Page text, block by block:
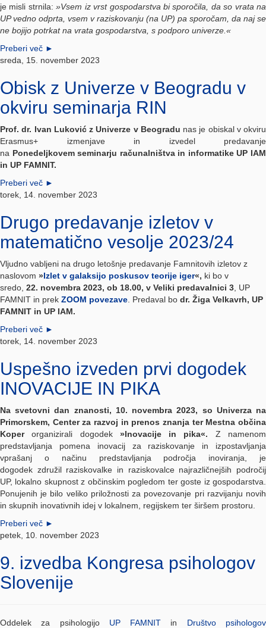
je misli strnila:»Vsem iz vrst gospodarstva bi sporočila, da so vrata na
UP vedno odprta, vsem v raziskovanju (na UP) pa sporočam, da naj se
ne bojijo potrkat na vrata gospodarstva, s podporo univerze.«
Preberi več ►
sreda, 15. november 2023
Obisk z Univerze v Beogradu v
okviru seminarja RIN
Prof. dr. Ivan Luković z Univerze v Beogradu nas je obiskal v okviru
Erasmus+ izmenjave in izvedel predavanje
na Ponedeljkovem seminarju računalništva in informatike UP IAM
in UP FAMNIT.
Preberi več ►
torek, 14. november 2023
Drugo predavanje izletov v
matematično vesolje 2023/24
Vljudno vabljeni na drugo letošnje predavanje Famnitovih izletov z
naslovom »Izlet v galaksijo poskusov teorije iger«, ki bo v
sredo, 22. novembra 2023, ob 18.00, v Veliki predavalnici 3 , UP
FAMNIT in prek ZOOM povezave . Predaval bo dr. Žiga Velkavrh, UP
FAMNIT in UP IAM.
Preberi več ►
torek, 14. november 2023
Uspešno izveden prvi dogodek
INOVACIJE IN PIKA
Na svetovni dan znanosti, 10. novembra 2023, so Univerza na
Primorskem, Center za razvoj in prenos znanja ter Mestna občina
Koperorganizirali dogodek »Inovacije in pika«. Z namenom
predstavljanja pomena inovacij za raziskovanje in izpostavljanja
vprašanj o načinu predstavljanja področja inoviranja, je
dogodek združil raziskovalke in raziskovalce najrazličnejših področij
UP, lokalno skupnost z občinskim pogledom ter goste iz gospodarstva.
Ponujenih je bilo veliko priložnosti za povezovanje pri razvijanju novih
in skupnih inovativnih idej v lokalnem, regijskem ter širšem prostoru.
Preberi več ►
petek, 10. november 2023
9. izvedba Kongresa psihologov
Slovenije
Oddelek za psihologijoUP FAMNIT in Društvo psihologov